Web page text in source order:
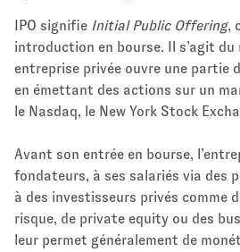
IPO signifie Initial Public Offering,
introduction en bourse. Il s’agit du
entreprise privée ouvre une partie
en émettant des actions sur un
le Nasdaq, le New York Stock
Avant son entrée en bourse,
fondateurs, à ses salariés via des
à des investisseurs privés comme
risque, de private equity ou des
leur permet généralement de